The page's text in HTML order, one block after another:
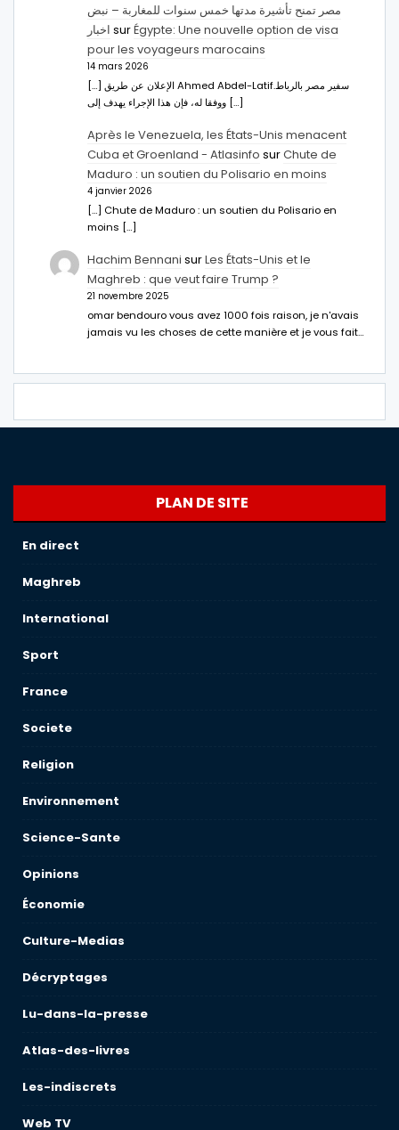
مصر تمنح تأشيرة مدتها خمس سنوات للمغاربة – نبض
اخبار surÉgypte: Une nouvelle option de visa
pour les voyageurs marocains
14 mars 2026
[…] الإعلان عن طريق Ahmed Abdel-Latifسفير مصر بالرباط.
ووفقا له، فإن هذا الإجراء يهدف إلى […]
Après le Venezuela, les États-Unis menacent
Cuba et Groenland - Atlasinfo surChute de
Maduro : un soutien du Polisario en moins
4 janvier 2026
[…] Chute de Maduro : un soutien du Polisario en
moins […]
Hachim Bennani surLes États-Unis et le
Maghreb : que veut faire Trump ?
21 novembre 2025
omar bendouro vous avez 1000 fois raison, je n'avais
jamais vu les choses de cette manière et je vous fait…
PLAN DE SITE
En direct
Maghreb
International
Sport
France
Societe
Religion
Environnement
Science-Sante
Opinions
Économie
Culture-Medias
Décryptages
Lu-dans-la-presse
Atlas-des-livres
Les-indiscrets
Web TV